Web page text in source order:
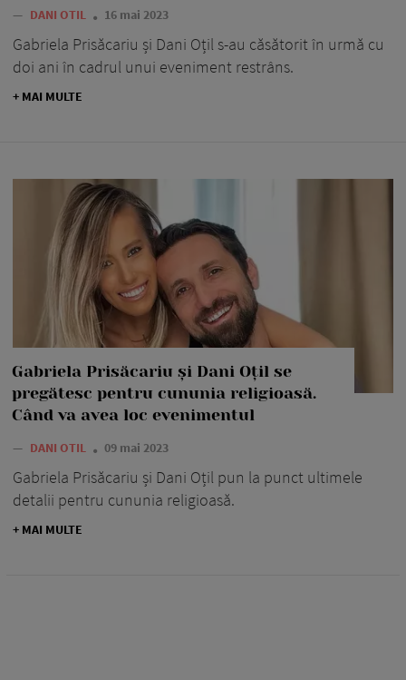
— DANI OTIL 16 mai 2023
Gabriela Prisăcariu și Dani Oțil s-au căsătorit în urmă cu
doi ani în cadrul unui eveniment restrâns.
+ MAI MULTE
Gabriela Prisăcariu și Dani Oțil se
pregătesc pentru cununia religioasă.
Când va avea loc evenimentul
— DANI OTIL 09 mai 2023
Gabriela Prisăcariu și Dani Oțil pun la punct ultimele
detalii pentru cununia religioasă.
+ MAI MULTE